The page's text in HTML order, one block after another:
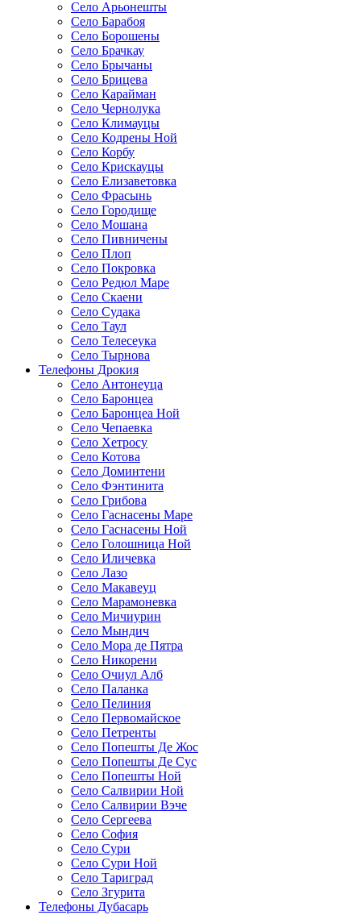
Село Арьонешты
Село Барабоя
Село Борошены
Село Брачкау
Село Брычаны
Село Брицева
Село Карайман
Село Чернолука
Село Климауцы
Село Кодрены Ной
Село Корбу
Село Крискауцы
Село Елизаветовка
Село Фрасынь
Село Городище
Село Мошана
Село Пивничены
Село Плоп
Село Покровка
Село Редюл Маре
Село Скаени
Село Судака
Село Таул
Село Телесеука
Село Тырнова
Телефоны Дрокия
Село Антонеуца
Село Баронцеа
Село Баронцеа Ной
Село Чепаевка
Село Хетросу
Село Котова
Село Доминтени
Село Фэнтинита
Село Грибова
Село Гаснасены Маре
Село Гаснасены Ной
Село Голошница Ной
Село Иличевка
Село Лазо
Село Макавеуц
Село Марамоневка
Село Мичиурин
Село Мындич
Село Мора де Пятра
Село Никорени
Село Очиул Алб
Село Паланка
Село Пелиния
Село Первомайское
Село Петренты
Село Попешты Де Жос
Село Попешты Де Сус
Село Попешты Ной
Село Салвирии Ной
Село Салвирии Вэче
Село Сергеева
Село София
Село Сури
Село Сури Ной
Село Тариград
Село Згурита
Телефоны Дубасарь